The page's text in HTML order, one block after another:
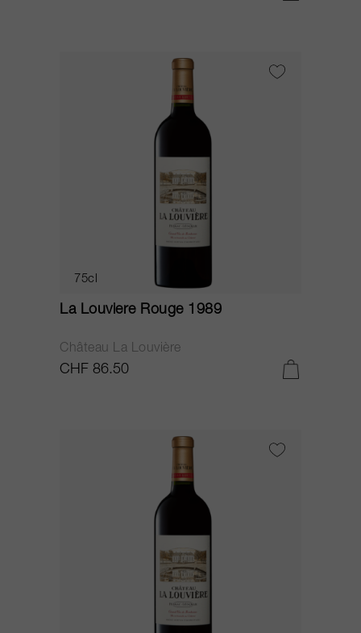
75cl
La Louviere Rouge 1989
Château La Louvière
CHF 86.50